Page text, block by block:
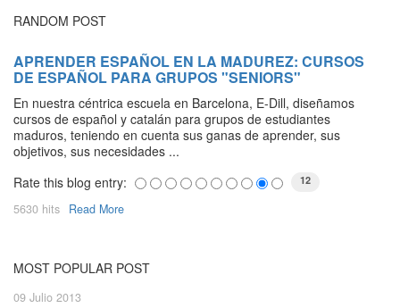
RANDOM POST
APRENDER ESPAÑOL EN LA MADUREZ: CURSOS
DE ESPAÑOL PARA GRUPOS "SENIORS"
En nuestra céntrica escuela en Barcelona, E-Dill, diseñamos
cursos de español y catalán para grupos de estudiantes
maduros, teniendo en cuenta sus ganas de aprender, sus
objetivos, sus necesidades ...
Rate this blog entry:
12
5630 hits Read More
MOST POPULAR POST
09 Julio 2013